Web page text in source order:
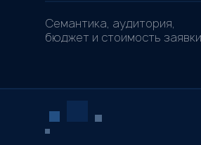
Семантика, аудитория,
бюджет и стоимость заявки